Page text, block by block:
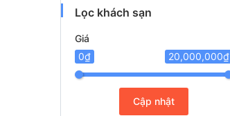
Lọc khách sạn
Giá
0₫
20,000,000₫
Cập nhật